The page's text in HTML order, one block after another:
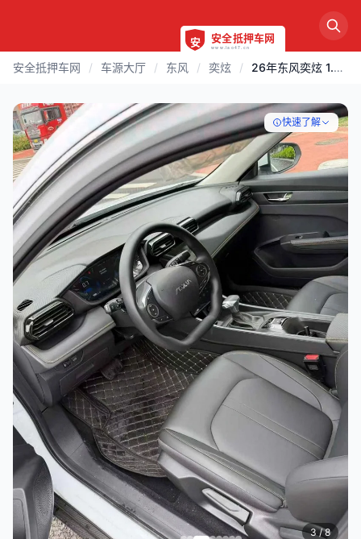
安全抵押车网 / 车源大厅 / 东风 / 奕炫 / 26年东风奕炫 1.5L自动挡
快速了解
3/ 8